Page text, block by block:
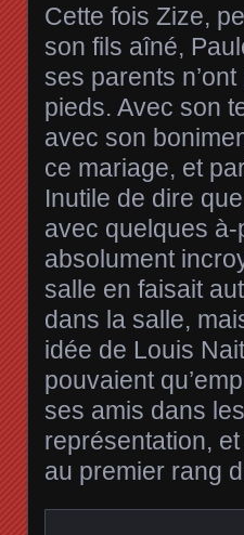
Cette fois Zize,
son fils aîné,
ses parents
pieds. Avec son
avec son
ce mariage, et
Inutile de dire
avec quelques
absolument
salle en faisait
dans la salle,
idée de Louis
pouvaient
ses amis dans
représentation,
au premier rang